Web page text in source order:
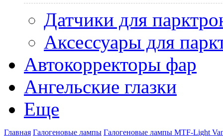
Датчики для
Аксессуары для
Автокорректоры фар
Ангельские глазки
Еще
Главная Галогеновые лампы Галогеновые лампы MTF-Light